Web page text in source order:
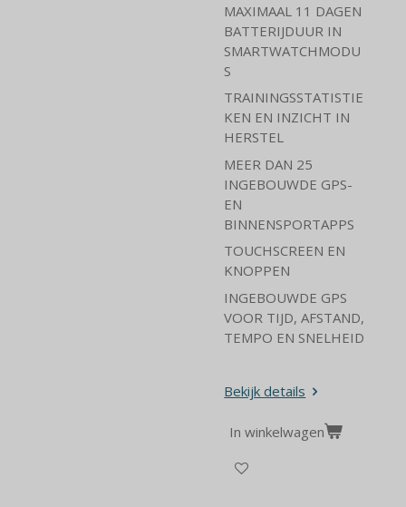
MAXIMAAL 11 DAGEN
BATTERIJDUUR IN
SMARTWATCHMODU
S
TRAININGSSTATISTIE
KEN EN INZICHT IN
HERSTEL
MEER DAN 25
INGEBOUWDE GPS-
EN
BINNENSPORTAPPS
TOUCHSCREEN EN
KNOPPEN
INGEBOUWDE GPS
VOOR TIJD, AFSTAND,
TEMPO EN SNELHEID
Bekijk details
In winkelwagen